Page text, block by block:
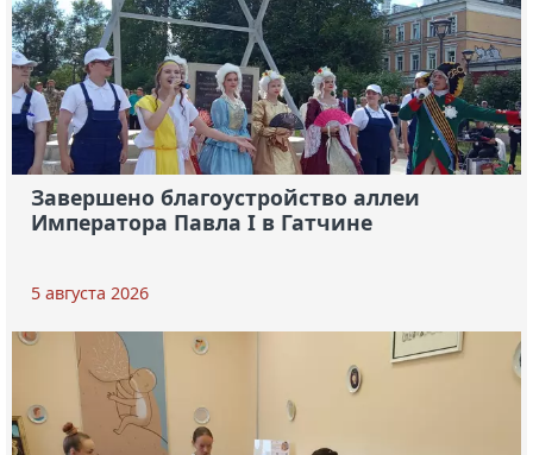
Завершено благоустройство аллеи
Императора Павла I в Гатчине
5 августа 2026